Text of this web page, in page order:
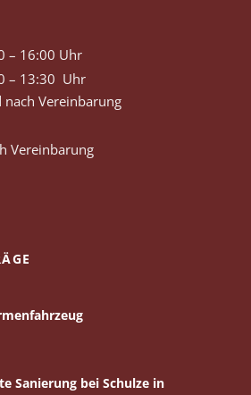
– 16:00 Uhr
– 13:30 Uhr
nach Vereinbarung
Vereinbarung
Sanierung bei Schulze in